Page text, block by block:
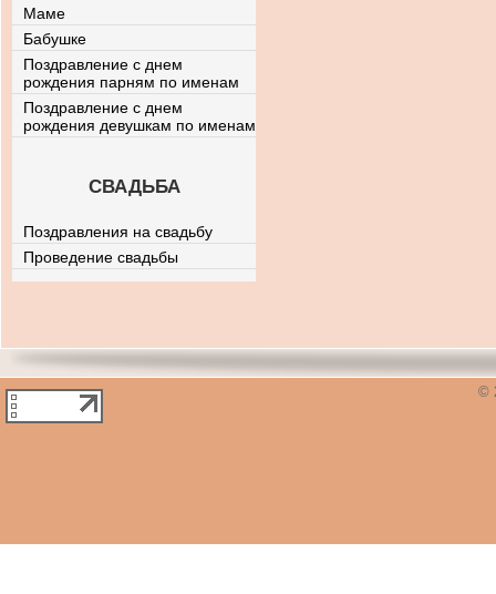
Маме
Бабушке
Поздравление с днем
рождения парням по именам
Поздравление с днем
рождения девушкам по именам
СВАДЬБА
Поздравления на свадьбу
Проведение свадьбы
©